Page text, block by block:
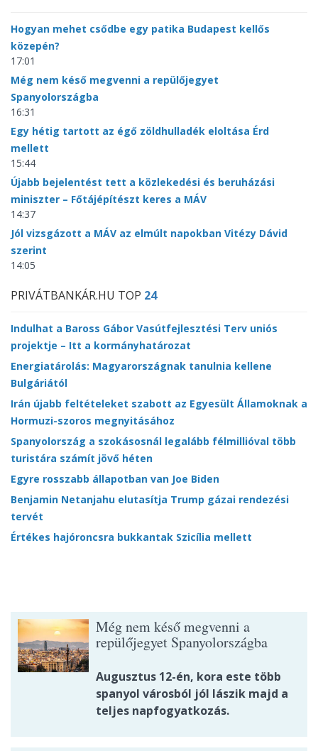
Hogyan mehet csődbe egy patika Budapest kellős
közepén?
17:01
Még nem késő megvenni a repülőjegyet
Spanyolországba
16:31
Egy hétig tartott az égő zöldhulladék eloltása Érd
mellett
15:44
Újabb bejelentést tett a közlekedési és beruházási
miniszter – Főtájépítészt keres a MÁV
14:37
Jól vizsgázott a MÁV az elmúlt napokban Vitézy Dávid
szerint
14:05
PRIVÁTBANKÁR.HU TOP 24
Indulhat a Baross Gábor Vasútfejlesztési Terv uniós
projektje – Itt a kormányhatározat
Energiatárolás: Magyarországnak tanulnia kellene
Bulgáriától
Irán újabb feltételeket szabott az Egyesült Államoknak a
Hormuzi-szoros megnyitásához
Spanyolország a szokásosnál legalább félmillióval több
turistára számít jövő héten
Egyre rosszabb állapotban van Joe Biden
Benjamin Netanjahu elutasítja Trump gázai rendezési
tervét
Értékes hajóroncsra bukkantak Szicília mellett
Még nem késő megvenni a
repülőjegyet Spanyolországba
Augusztus 12-én, kora este több
spanyol városból jól lászik majd a
teljes napfogyatkozás.